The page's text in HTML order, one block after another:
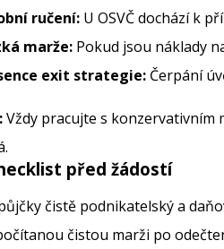
ručení: U OSVČ dochází k
marže: Pokud jsou náklady
exit strategie: Čerpání
Vždy pracujte s
před žádostí
čistě podnikatelský a
čistou marži po